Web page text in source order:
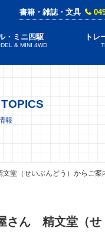
書籍・雑誌・文具
・ミニ四駆
& MINI 4WD
トレ
報
堂（せいぶんどう）からご案
さん 精文堂（せ